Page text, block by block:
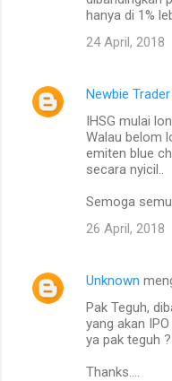
hanya di 1%
24 April, 2018
Newbie Trader
IHSG mulai
Walau belom
emiten blue
secara nyicil..
Semoga
26 April, 2018
Unknown
Pak Teguh,
yang akan
ya pak teguh ?
Thanks....